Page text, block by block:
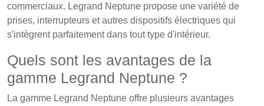
commerciaux. Legrand Neptune propose une variété de
prises, interrupteurs et autres dispositifs électriques qui
s'intègrent parfaitement dans tout type d'intérieur.
Quels sont les avantages de la
gamme Legrand Neptune ?
La gamme Legrand Neptune offre plusieurs avantages